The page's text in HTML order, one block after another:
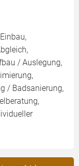
/ Auslegung,
/ Badsanierung,